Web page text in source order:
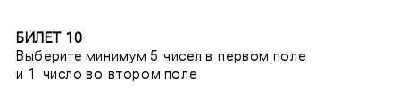
БИЛЕТ 10
Выберите минимум 5 чисел в первом поле
и 1 число во втором поле